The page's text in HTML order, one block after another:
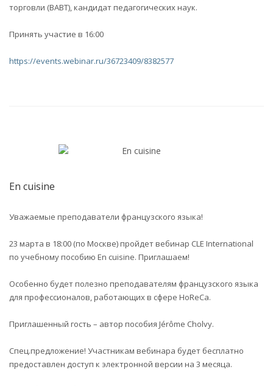
торговли (ВАВТ), кандидат педагогических наук.
Принять участие в 16:00
https://events.webinar.ru/36723409/8382577
En cuisine
Уважаемые преподаватели французского языка!
23 марта в 18:00 (по Москве) пройдет вебинар CLE International
по учебному пособию En cuisine. Приглашаем!
Особенно будет полезно преподавателям французского языка
для профессионалов, работающих в сфере HoReCa.
Приглашенный гость – автор пособия Jérôme Cholvy.
Спец.предложение! Участникам вебинара будет бесплатно
предоставлен доступ к электронной версии на 3 месяца.